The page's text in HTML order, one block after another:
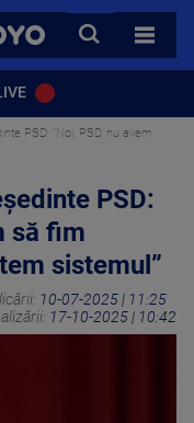
VOYO
CAUTA
TOATE
PSD: ”Noi, PSD, nu avem
PSD:
să fim
sistemul”
10-07-2025 | 11:25
17-10-2025 | 10:42